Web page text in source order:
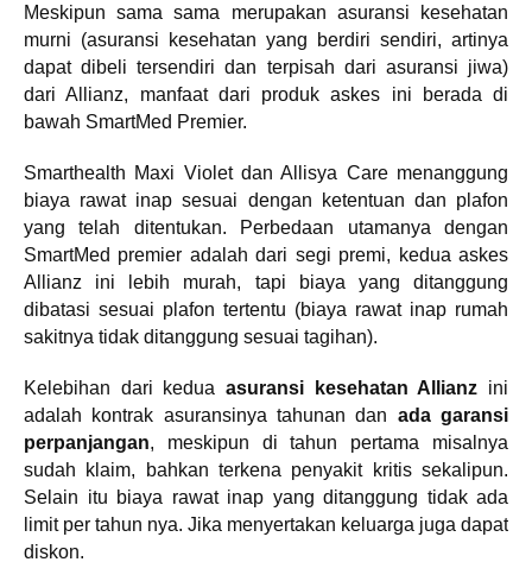
Meskipun sama sama merupakan asuransi kesehatan
murni (asuransi kesehatan yang berdiri sendiri, artinya
dapat dibeli tersendiri dan terpisah dari asuransi jiwa)
dari Allianz, manfaat dari produk askes ini berada di
bawah SmartMed Premier.
Smarthealth Maxi Violet dan Allisya Care menanggung
biaya rawat inap sesuai dengan ketentuan dan plafon
yang telah ditentukan. Perbedaan utamanya dengan
SmartMed premier adalah dari segi premi, kedua askes
Allianz ini lebih murah, tapi biaya yang ditanggung
dibatasi sesuai plafon tertentu (biaya rawat inap rumah
sakitnya tidak ditanggung sesuai tagihan).
Kelebihan dari kedua asuransi kesehatan Allianz ini
adalah kontrak asuransinya tahunan dan ada garansi
perpanjangan, meskipun di tahun pertama misalnya
sudah klaim, bahkan terkena penyakit kritis sekalipun.
Selain itu biaya rawat inap yang ditanggung tidak ada
limit per tahun nya. Jika menyertakan keluarga juga dapat
diskon.